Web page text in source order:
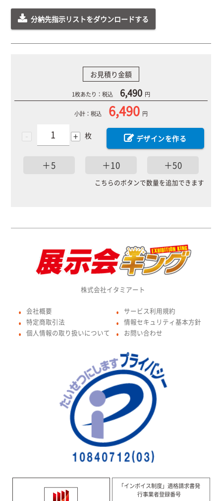
分納先指示リストをダウンロードする
お見積り金額
1枚あたり：税込 6,490 円
小計：税込 6,490 円
- + 枚 デザインを作る
＋5 ＋10 ＋50
こちらのボタンで数量を追加できます
株式会社イタミアート
● 会社概要
● 特定商取引法
● 個人情報の取り扱いについて
● サービス利用規約
● 情報セキュリティ基本方針
● お問い合わせ
「インボイス制度」適格請求書発
行事業者登録番号